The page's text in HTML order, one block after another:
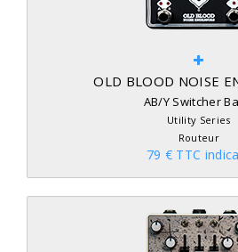
OLD BLOOD NOISE
AB/Y Switcher
Utility Series
Routeur
79 € TTC